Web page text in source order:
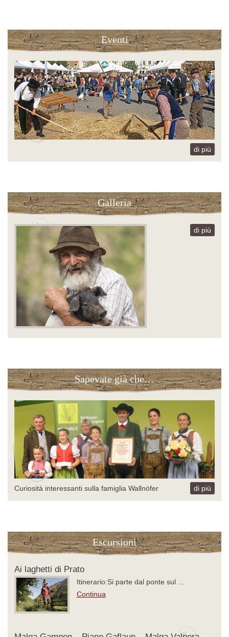
Eventi
di più
Galleria
di più
Sapevate già che…
Curiosità interessanti sulla famiglia Wallnöfer di più
Escursioni
Ai laghetti di Prato
Itinerario:Si parte dal ponte sul ...
Continua